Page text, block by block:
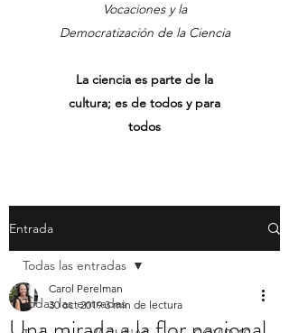
Vocaciones y la
Democratización de la Ciencia
La ciencia es parte de la
cultura; es de todos y para
todos
Entrada
Todas las entradas
Todas las entradas
Carol Perelman
30 oct 2019 3 min de lectura